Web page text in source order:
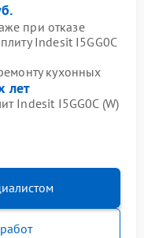
при отказе
Indesit I5GG0C
кухонных
лет
Indesit I5GG0C (W)